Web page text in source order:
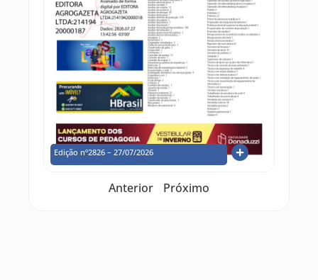
Edição nº2826 – 27/07/2026
Anterior Próximo